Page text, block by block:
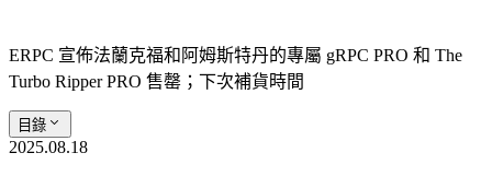
ERPC 宣佈法蘭克福和阿姆斯特丹的專屬 gRPC PRO 和 The
Turbo Ripper PRO 售罄；下次補貨時間
目錄
2025.08.18